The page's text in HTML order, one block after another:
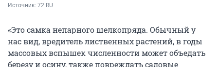
Источник: 72.RU
«Это самка непарного шелкопряда. Обычный у
нас вид, вредитель лиственных растений, в годы
массовых вспышек численности может объедать
березу и осину, также повреждать садовые